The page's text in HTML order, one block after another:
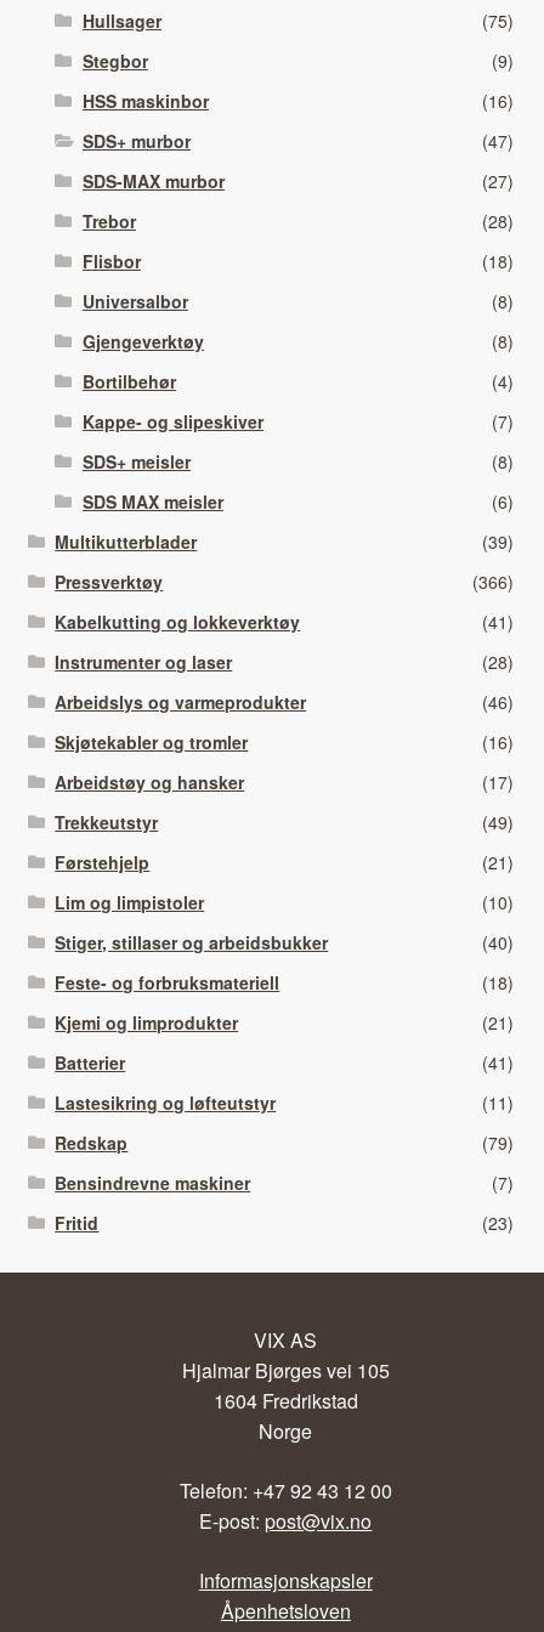
Hullsager
(75)
Stegbor
(9)
HSS maskinbor
(16)
SDS+ murbor
(47)
SDS-MAX murbor
(27)
Trebor
(28)
Flisbor
(18)
Universalbor
(8)
Gjengeverktøy
(8)
Bortilbehør
(4)
Kappe- og slipeskiver
(7)
SDS+ meisler
(8)
SDS MAX meisler
(6)
Multikutterblader
(39)
Pressverktøy
(366)
Kabelkutting og lokkeverktøy
(41)
Instrumenter og laser
(28)
Arbeidslys og varmeprodukter
(46)
Skjøtekabler og tromler
(16)
Arbeidstøy og hansker
(17)
Trekkeutstyr
(49)
Førstehjelp
(21)
Lim og limpistoler
(10)
Stiger, stillaser og arbeidsbukker
(40)
Feste- og forbruksmateriell
(18)
Kjemi og limprodukter
(21)
Batterier
(41)
Lastesikring og løfteutstyr
(11)
Redskap
(79)
Bensindrevne maskiner
(7)
Fritid
(23)
VIX AS
Hjalmar Bjørges vei 105
1604 Fredrikstad
Norge
Telefon: +47 92 43 12 00
E-post:post@vix.no
Informasjonskapsler
Åpenhetsloven